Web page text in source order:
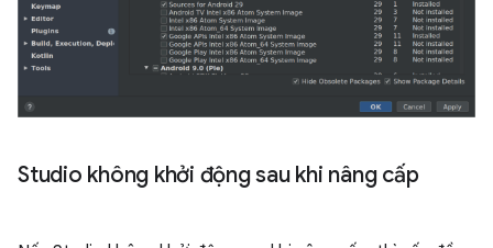
Studio không khởi động sau khi nâng cấp